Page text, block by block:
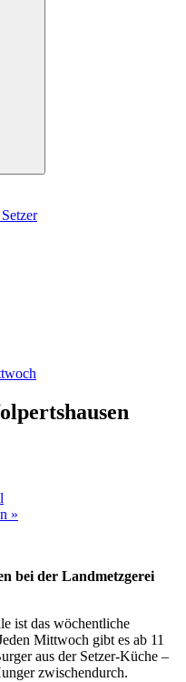
»
bei der Landmetzgerei
ist das wöchentliche
Mittwoch gibt es ab 11
aus der Setzer-Küche –
zwischendurch.